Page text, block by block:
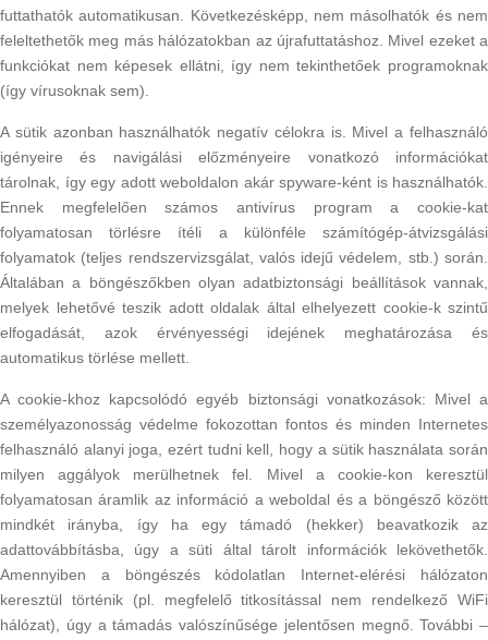
futtathatók automatikusan. Következésképp, nem másolhatók és nem
feleltethetők meg más hálózatokban az újrafuttatáshoz. Mivel ezeket a
funkciókat nem képesek ellátni, így nem tekinthetőek programoknak
(így vírusoknak sem).
A sütik azonban használhatók negatív célokra is. Mivel a felhasználó
igényeire és navigálási előzményeire vonatkozó információkat
tárolnak, így egy adott weboldalon akár spyware-ként is használhatók.
Ennek megfelelően számos antivírus program a cookie-kat
folyamatosan törlésre ítéli a különféle számítógép-átvizsgálási
folyamatok (teljes rendszervizsgálat, valós idejű védelem, stb.) során.
Általában a böngészőkben olyan adatbiztonsági beállítások vannak,
melyek lehetővé teszik adott oldalak által elhelyezett cookie-k szintű
elfogadását, azok érvényességi idejének meghatározása és
automatikus törlése mellett.
A cookie-khoz kapcsolódó egyéb biztonsági vonatkozások: Mivel a
személyazonosság védelme fokozottan fontos és minden Internetes
felhasználó alanyi joga, ezért tudni kell, hogy a sütik használata során
milyen aggályok merülhetnek fel. Mivel a cookie-kon keresztül
folyamatosan áramlik az információ a weboldal és a böngésző között
mindkét irányba, így ha egy támadó (hekker) beavatkozik az
adattovábbításba, úgy a süti által tárolt információk lekövethetők.
Amennyiben a böngészés kódolatlan Internet-elérési hálózaton
keresztül történik (pl. megfelelő titkosítással nem rendelkező WiFi
hálózat), úgy a támadás valószínűsége jelentősen megnő. További –